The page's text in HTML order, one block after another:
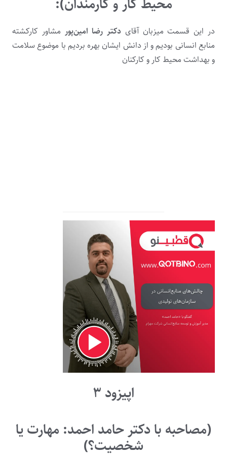
در این قسمت میزبان آقای دکتر رضا امین‌پور مشاور کارکشته
منابع انسانی بودیم و از دانش ایشان بهره بردیم با موضوع سلامت
و بهداشت محیط کار و کارکنان
اپیزود ۳
(مصاحبه با دکتر حامد احمد: مهارت یا
شخصیت؟)